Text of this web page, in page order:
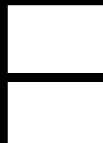
of
лидирует
с